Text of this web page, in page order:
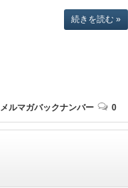
続きを読む »
メルマガバックナンバー 0